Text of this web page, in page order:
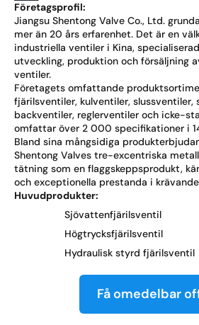
Företagsprofil:
Jiangsu Shentong Valve Co., Ltd.
mer än 20 års erfarenhet. Det är en
industriella ventiler i Kina,
utveckling, produktion och försäljning
ventiler.
Företagets omfattande
fjärilsventiler, kulventiler, slussventiler,
backventiler, reglerventiler och icke-
omfattar över 2 000 specifikationer i
Bland sina mångsidiga
Shentong Valves tre-excentriska
tätning som en flaggskeppsprodukt,
och exceptionella prestanda i
Huvudprodukter:
Sjövattenfjärilsventil
Högtrycksfjärilsventil
Hydraulisk styrd fjärilsventil
Få omedelbar